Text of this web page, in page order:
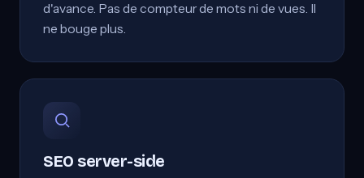
d'avance. Pas de compteur de mots ni de vues. Il
ne bouge plus.
SEO server-side